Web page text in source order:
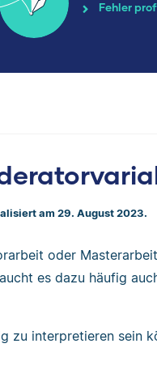
Fehler
am 29. August 2023.
oder
es dazu häufig
zu interpretieren sein